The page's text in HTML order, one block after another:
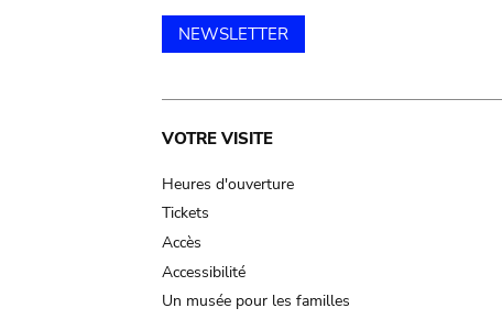
NEWSLETTER
Main
navigation
VOTRE VISITE
Heures d'ouverture
Tickets
Accès
Accessibilité
Un musée pour les familles